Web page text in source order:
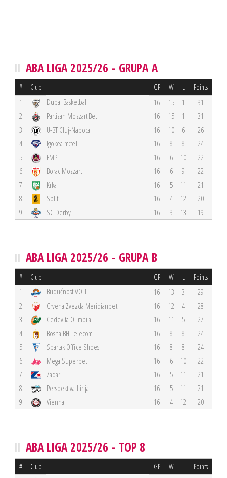
ABA LIGA 2025/26 - GRUPA A
# Club GP W L Points
1 Dubai Basketball 16 15 1
31
2
Partizan Mozzart Bet 16 15 1
31
3
U-BT Cluj-Napoca 16 10 6
26
4
Igokea m:tel 16 8 8
24
5
FMP 16 6 10
22
6
Borac Mozzart 16 6 9
22
7
Krka 16 5 11
21
8
Split 16 4 12
20
9
SC Derby 16 3 13 19
ABA LIGA 2025/26 - GRUPA B
# Club GP W L Points
1 Budućnost VOLI 16 13 3
29
2
Crvena Zvezda Meridianbet 16 12 4
28
3
Cedevita Olimpija 16 11 5
27
4
Bosna BH Telecom 16 8 8
24
5
Spartak Office Shoes 16 8 8
24
6
Mega Superbet 16 6 10
22
7
Zadar 16 5 11
21
8
Perspektiva Ilirija 16 5 11
21
9
Vienna 16 4 12 20
ABA LIGA 2025/26 - TOP 8
# Club GP W L Points